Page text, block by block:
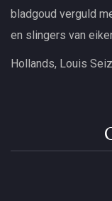
bladgoud verguld
en slingers van
Hollands, Louis